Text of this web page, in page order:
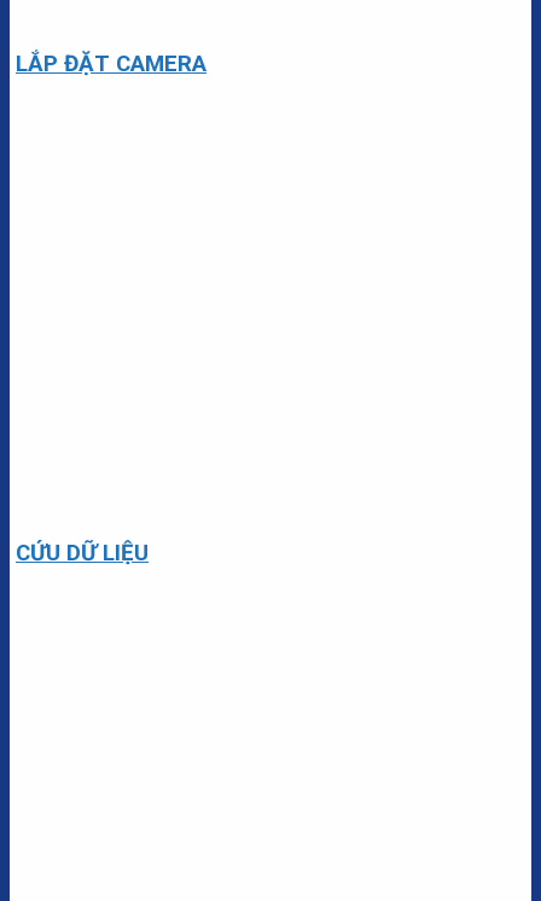
LẮP ĐẶT CAMERA
CỨU DỮ LIỆU